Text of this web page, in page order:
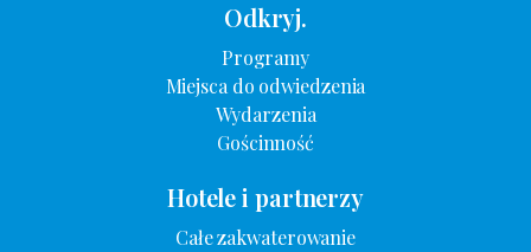
Odkryj.
Programy
Miejsca do odwiedzenia
Wydarzenia
Gościnność
Hotele i partnerzy
Całe zakwaterowanie